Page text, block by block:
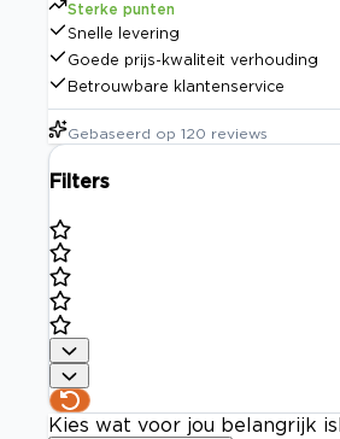
Sterke punten
Snelle levering
Goede prijs-kwaliteit verhouding
Betrouwbare klantenservice
Gebaseerd op 120 reviews
Filters
Kies wat voor jou belangrijk is